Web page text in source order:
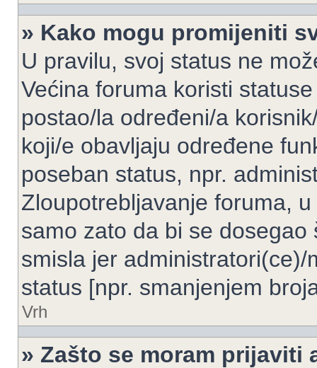
» Kako mogu promijeniti
U pravilu, svoj status ne
Većina foruma koristi
postao/la određeni/a
koji/e obavljaju određene
poseban status, npr.
Zloupotrebljavanje foruma,
samo zato da bi se
smisla jer
status [npr. smanjenjem
Vrh
» Zašto se moram prijaviti